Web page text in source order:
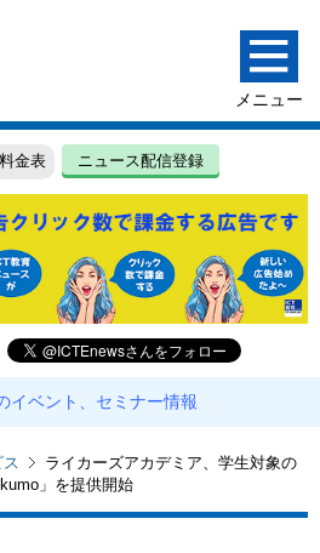
金表 ニュース配信登録
イベント、セミナー情報
ライカーズアカデミア、学生対象の
」を提供開始